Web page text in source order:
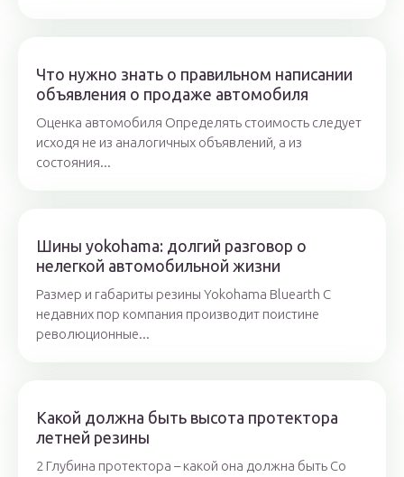
Что нужно знать о правильном написании
объявления о продаже автомобиля
Оценка автомобиля Определять стоимость следует
исходя не из аналогичных объявлений, а из
состояния...
Шины yokohama: долгий разговор о
нелегкой автомобильной жизни
Размер и габариты резины Yokohama Bluearth С
недавних пор компания производит поистине
революционные...
Какой должна быть высота протектора
летней резины
2 Глубина протектора – какой она должна быть Со